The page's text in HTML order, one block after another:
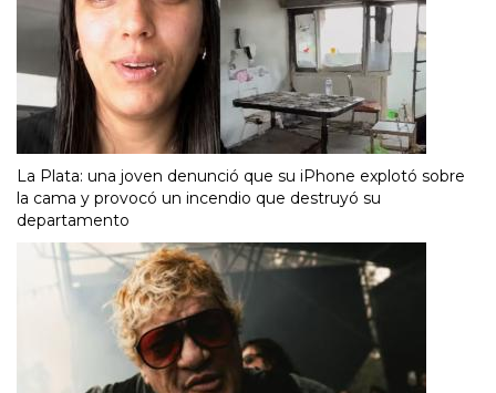
La Plata: una joven denunció que su iPhone explotó sobre
la cama y provocó un incendio que destruyó su
departamento